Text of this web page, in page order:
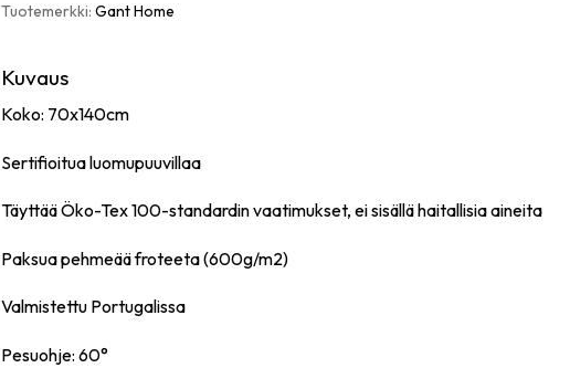
Tuotemerkki:Gant Home
Kuvaus
Koko: 70x140cm
Sertifioitua luomupuuvillaa
Täyttää Öko-Tex 100-standardin vaatimukset, ei sisällä haitallisia aineita
Paksua pehmeää froteeta (600g/m2)
Valmistettu Portugalissa
Pesuohje: 60°